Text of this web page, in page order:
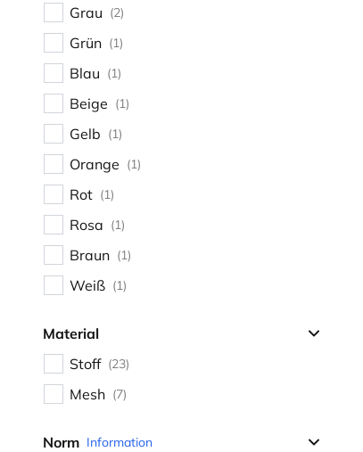
Grau (2)
Grün (1)
Blau (1)
Beige (1)
Gelb (1)
Orange (1)
Rot (1)
Rosa (1)
Braun (1)
Weiß (1)
Material
Stoff (23)
Mesh (7)
Norm Information